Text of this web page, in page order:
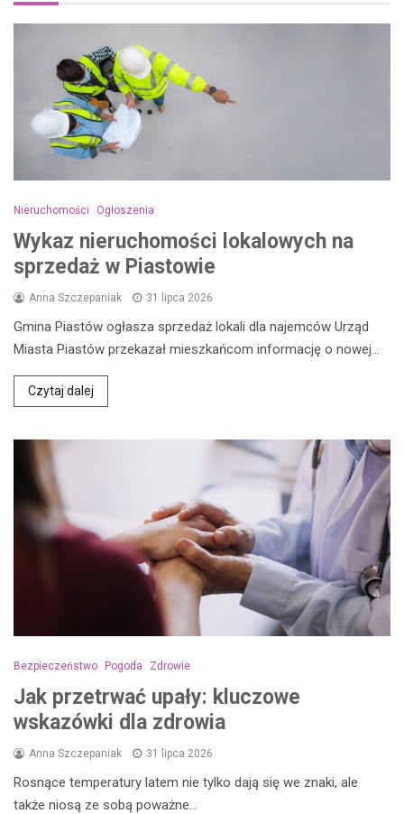
Nieruchomości Ogłoszenia
Wykaz nieruchomości lokalowych na
sprzedaż w Piastowie
Anna Szczepaniak 31 lipca 2026
Gmina Piastów ogłasza sprzedaż lokali dla najemców Urząd
Miasta Piastów przekazał mieszkańcom informację o nowej…
Czytaj dalej
Bezpieczeństwo Pogoda Zdrowie
Jak przetrwać upały: kluczowe
wskazówki dla zdrowia
Anna Szczepaniak 31 lipca 2026
Rosnące temperatury latem nie tylko dają się we znaki, ale
także niosą ze sobą poważne…